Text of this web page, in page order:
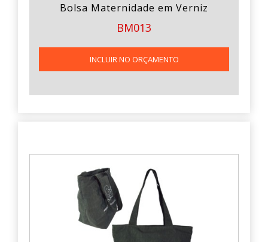
Bolsa Maternidade em Verniz
BM013
INCLUIR NO ORÇAMENTO